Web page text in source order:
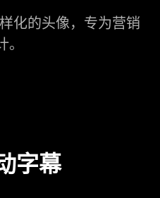
化的头像，专为营销
。
字幕